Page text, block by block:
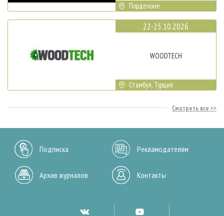
Порденоне
22-25.10.2026
WOODTECH
Стамбул, Турция
Смотреть все
Подписка Рекламодателям
Архив журналов Контакты